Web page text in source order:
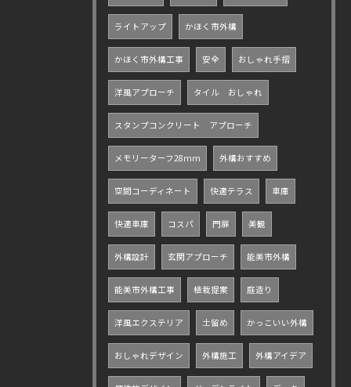
ライトアップ かほく市外構
かほく市外構工事 安全 おしゃれ手摺
洋風アプローチ タイル おしゃれ
スタンプコンクリート アプローチ
メモリーターフ28ｍｍ 外構おすすめ
空間コーディネート 快適テラス 車庫
快適車庫 コスパ 門扉 美観
外構設計 玄関アプローチ 能美市外構
能美市外構工事 植栽提案 庭造り
洋風エクステリア 土留め かっこいい外構
おしゃれデザイン 外構施工 外構アイデア